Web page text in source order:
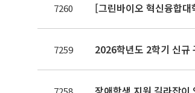
7260 [그린바이오 혁신융합
7259 2026학년도 2학기 신규